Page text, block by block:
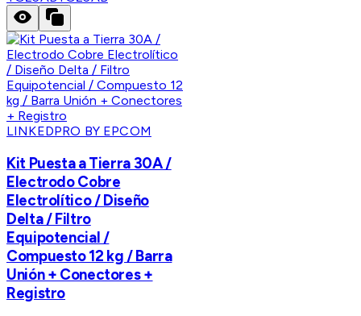
LINKEDPRO BY EPCOM
Kit Puesta a Tierra 30A /
Electrodo Cobre
Electrolítico / Diseño
Delta / Filtro
Equipotencial /
Compuesto 12 kg / Barra
Unión + Conectores +
Registro